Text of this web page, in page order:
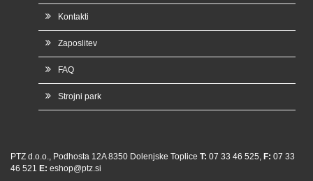
Kontakti
Zaposlitev
FAQ
Strojni park
PTZ d.o.o., Podhosta 12A 8350 Dolenjske Toplice T: 07 33 46 525, F: 07 33
46 521 E: eshop@ptz.si